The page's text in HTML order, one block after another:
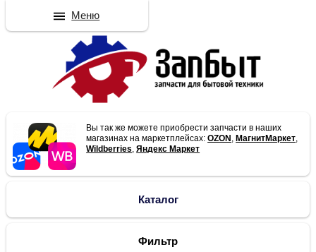
Вы так же можете приобрести запчасти в наших
магазинах на маркетплейсах:OZON , МагнитМаркет,
Wildberries,Яндекс Маркет
Каталог
Фильтр
Меню